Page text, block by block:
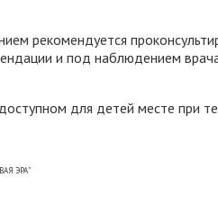
рекомендуется
и под наблюдением
для детей месте при
ЭРА"